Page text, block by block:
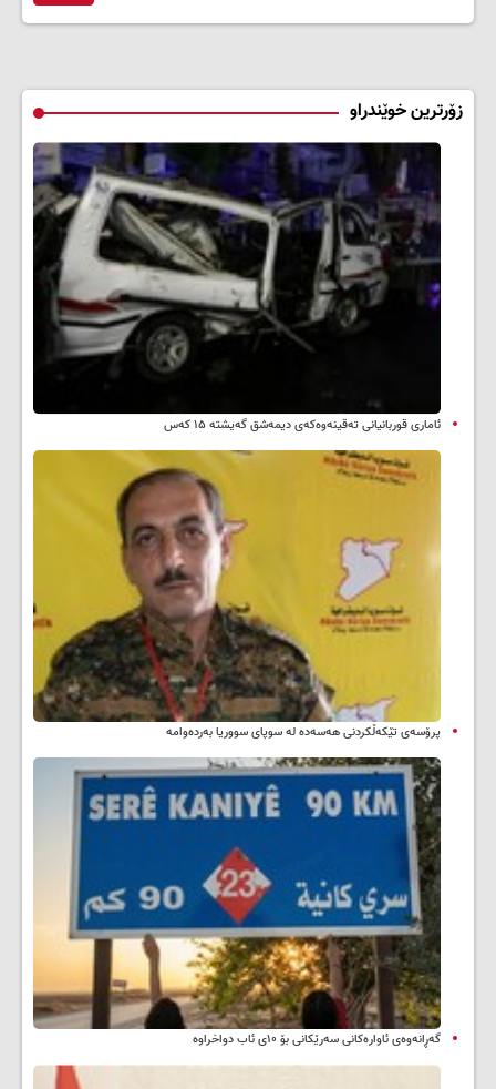
زۆرترین خوێندراو
ئاماری قوربانیانی تەقینەوەکەی دیمەشق گەیشتە ۱۵ کەس
پرۆسەی تێکەڵکردنی هەسەدە لە سوپای سووریا بەردەوامە
گەڕانەوەی ئاوارەکانی سەرێکانی بۆ ۱۰ی ئاب دواخراوە